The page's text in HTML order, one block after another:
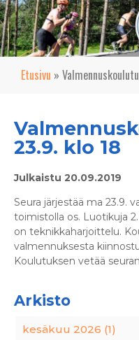
Etusivu »
23.9. klo 18
Julkaistu 20.09.2019
Seura järjestää ma 23.9.
toimistolla os. Luotikuja
on teknikkaharjoittelu.
valmennuksesta
Koulutuksen vetää
Arkisto
kesäkuu 2026 (1)